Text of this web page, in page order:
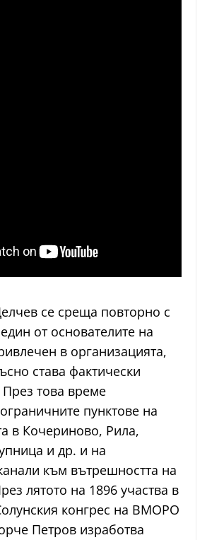
се среща повторно с
от основателите на
в организацията,
става фактически
това време
пунктове на
в Кочериново, Рила,
и др. и на
към вътрешността на
лятото на 1896 участва в
конгрес на ВМОРО
Петров изработва